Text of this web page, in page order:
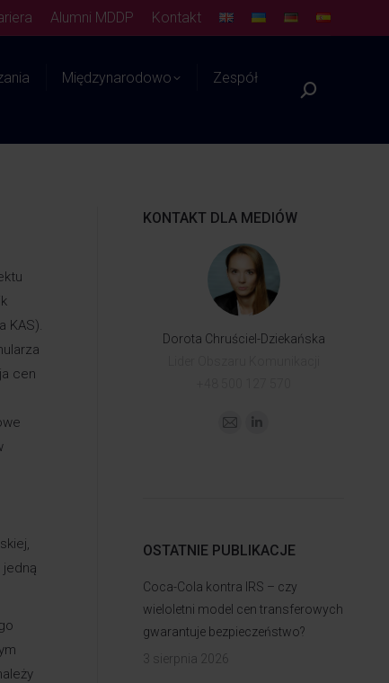
Alumni MDDP Kontakt
Międzynarodowo Zespół
KAS).
cen
KONTAKT DLA MEDIÓW
Dorota Chruściel-Dziekańska
OSTATNIE PUBLIKACJE
Coca-Cola kontra IRS – czy
wieloletni model cen transferowych
gwarantuje bezpieczeństwo?
3 sierpnia 2026